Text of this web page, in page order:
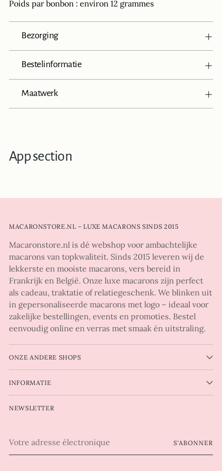
Poids par bonbon : environ 12 grammes
Bezorging
Bestelinformatie
Maatwerk
App section
MACARONSTORE.NL – LUXE MACARONS SINDS 2015
Macaronstore.nl is dé webshop voor ambachtelijke
macarons van topkwaliteit. Sinds 2015 leveren wij de
lekkerste en mooiste macarons, vers bereid in
Frankrijk en België. Onze luxe macarons zijn perfect
als cadeau, traktatie of relatiegeschenk. We blinken uit
in gepersonaliseerde macarons met logo – ideaal voor
zakelijke bestellingen, events en promoties. Bestel
eenvoudig online en verras met smaak én uitstraling.
ONZE ANDERE SHOPS
INFORMATIE
NEWSLETTER
adresse
S'ABONNER